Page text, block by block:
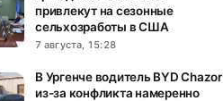
привлекут на сезонные
сельхозработы в США
7 августа, 15:28
В Ургенче водитель BYD Chazor
из-за конфликта намеренно